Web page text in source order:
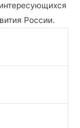
России.